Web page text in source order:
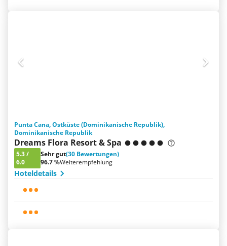
Punta Cana, Ostküste (Dominikanische Republik),
Dominikanische Republik
Dreams Flora Resort & Spa
5.3/
6.0
Sehr gut(30 Bewertungen)
96.7 %Weiterempfehlung
Hoteldetails